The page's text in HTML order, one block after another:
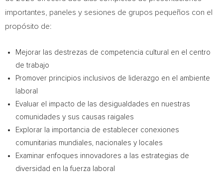
importantes, paneles y sesiones de grupos pequeños con el
propósito de:
Mejorar las destrezas de competencia cultural en el centro
de trabajo
Promover principios inclusivos de liderazgo en el ambiente
laboral
Evaluar el impacto de las desigualdades en nuestras
comunidades y sus causas raigales
Explorar la importancia de establecer conexiones
comunitarias mundiales, nacionales y locales
Examinar enfoques innovadores a las estrategias de
diversidad en la fuerza laboral